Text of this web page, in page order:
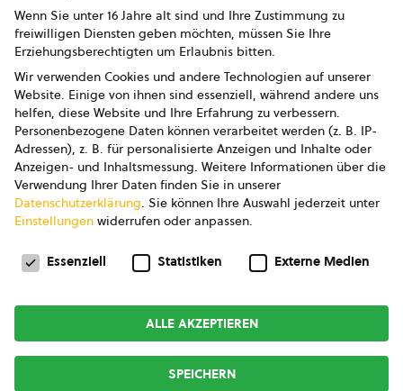
Impressum
Datenschutz
AGB
AGB Marketing GmbH
AGB Bildung
Newsletter
Copyright © 2026bio austria
Wenn Sie unter 16 Jahre alt sind und Ihre Zustimmung zu
freiwilligen Diensten geben möchten, müssen Sie Ihre
Erziehungsberechtigten um Erlaubnis bitten.
Wir verwenden Cookies und andere Technologien auf unserer
Website. Einige von ihnen sind essenziell, während andere uns
helfen, diese Website und Ihre Erfahrung zu verbessern.
Personenbezogene Daten können verarbeitet werden (z. B. IP-
Adressen), z. B. für personalisierte Anzeigen und Inhalte oder
Anzeigen- und Inhaltsmessung. Weitere Informationen über die
Verwendung Ihrer Daten finden Sie in unserer
Datenschutzerklärung. Sie können Ihre Auswahl jederzeit unter
Einstellungen widerrufen oder anpassen.
Datenschutzeinstellungen
Essenziell Statistiken Externe Medien
ALLE AKZEPTIEREN
SPEICHERN